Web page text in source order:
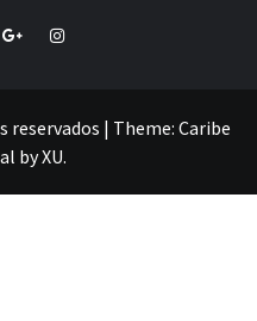
Google+Instagram
reservados | Theme: Caribe
byXU.